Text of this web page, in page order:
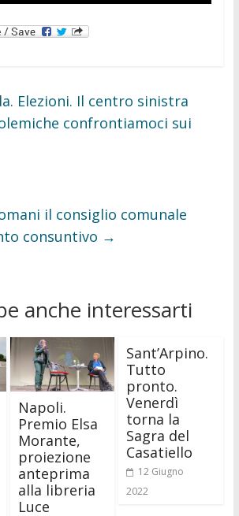
Elezioni. Il centro sinistra
confrontiamoci sui
il consiglio comunale
consuntivo →
anche interessarti
Napoli.
Premio Elsa
Morante,
proiezione
anteprima
alla libreria
Luce
Sant’Arpino.
Tutto
pronto.
Venerdì
torna la
Sagra del
Casatiello
12 Giugno
2022